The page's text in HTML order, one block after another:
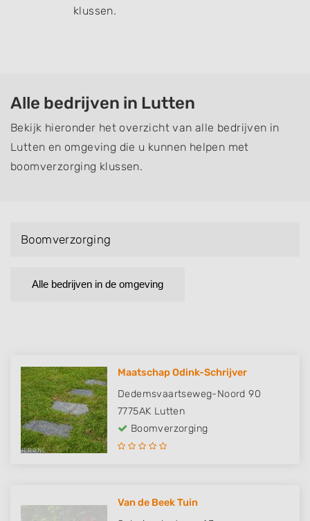
klussen.
Alle bedrijven in Lutten
Bekijk hieronder het overzicht van alle bedrijven in
Lutten en omgeving die u kunnen helpen met
boomverzorging klussen.
Boomverzorging
Alle bedrijven in de omgeving
Maatschap Odink-Schrijver
Dedemsvaartseweg-Noord 90
7775AK Lutten
Boomverzorging
Van de Beek Tuin